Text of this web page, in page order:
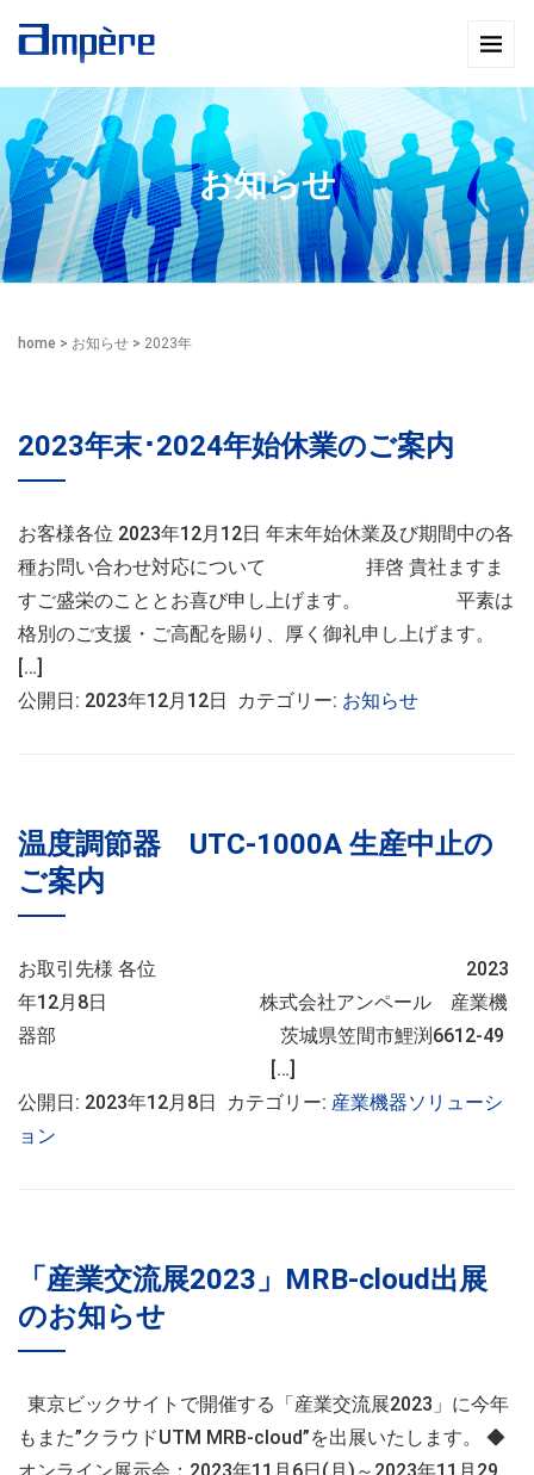
お知らせ
home > お知らせ > 2023年
2023年末･2024年始休業のご案内
お客様各位 2023年12月12日 年末年始休業及び期間中の各
種お問い合わせ対応について 拝啓 貴社ますま
すご盛栄のこととお喜び申し上げます。 平素は
格別のご支援・ご高配を賜り、厚く御礼申し上げます。
[…]
公開日: 2023年12月12日 カテゴリー: お知らせ
温度調節器 UTC-1000A 生産中止の
ご案内
お取引先様 各位 2023
年12月8日 株式会社アンペール 産業機
器部 茨城県笠間市鯉渕6612-49
[…]
公開日: 2023年12月8日 カテゴリー: 産業機器ソリューシ
ョン
「産業交流展2023」MRB-cloud出展
のお知らせ
東京ビックサイトで開催する「産業交流展2023」に今年
もまた”クラウドUTM MRB-cloud”を出展いたします。 ◆